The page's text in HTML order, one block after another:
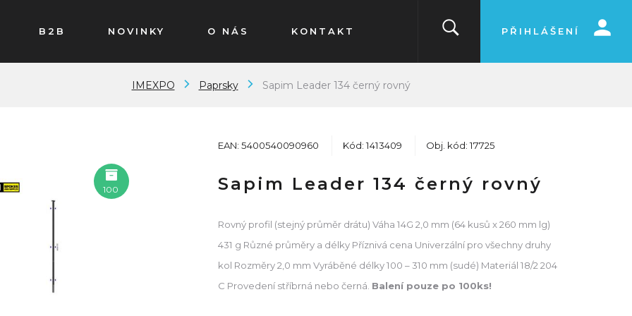
B2B NOVINKY O NÁS KONTAKT PŘIHLÁŠENÍ
IMEXPO Paprsky Sapim Leader 134 černý rovný
EAN: 5400540090960 Kód: 1413409 Obj. kód: 17725
Sapim Leader 134 černý rovný
100
Rovný profil (stejný průměr drátu) Váha 14G 2,0 mm (64 kusů x 260 mm lg)
431 g Různé průměry a délky Příznivá cena Univerzální pro všechny druhy
kol Rozměry 2,0 mm Vyráběné délky 100 – 310 mm (sudé) Materiál 18/2 204
C Provedení stříbrná nebo černá. Balení pouze po 100ks!